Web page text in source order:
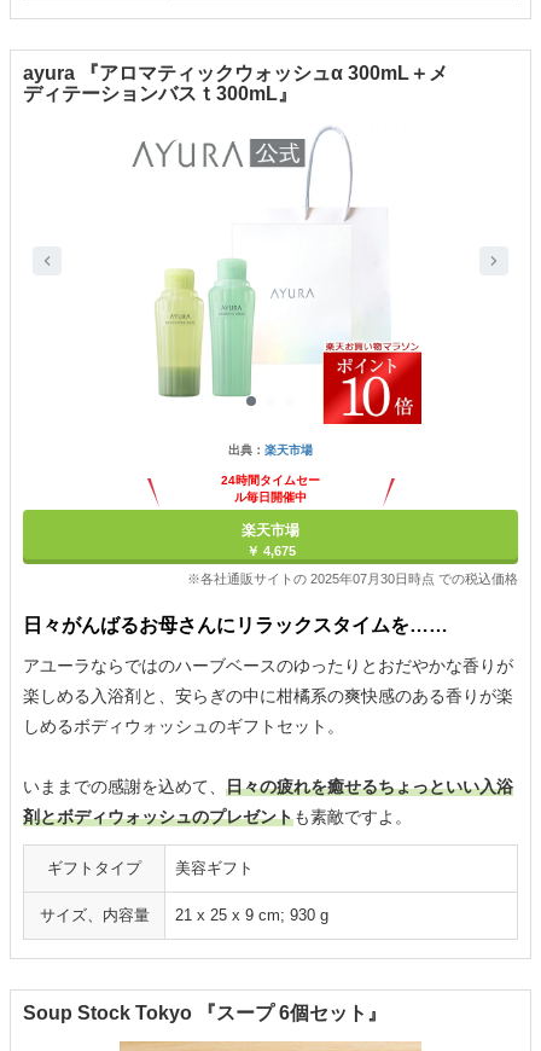
ayura 『アロマティックウォッシュα 300mL＋メ
ディテーションバスｔ300mL』
出典： 楽天市場
24時間タイムセー
ル毎日開催中
楽天市場
￥ 4,675
※各社通販サイトの 2025年07月30日時点 での税込価格
日々がんばるお母さんにリラックスタイムを……
アユーラならではのハーブベースのゆったりとおだやかな香りが
楽しめる入浴剤と、安らぎの中に柑橘系の爽快感のある香りが楽
しめるボディウォッシュのギフトセット。
いままでの感謝を込めて、 日々の疲れを癒せるちょっといい入浴
剤とボディウォッシュのプレゼントも素敵ですよ。
ギフトタイプ 美容ギフト
サイズ、内容量 ‎21 x 25 x 9 cm; 930 g
Soup Stock Tokyo 『スープ 6個セット』